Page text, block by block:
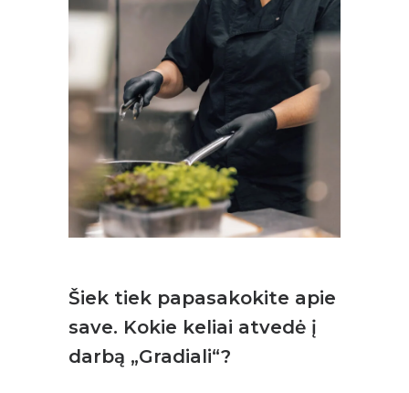
Šiek tiek papasakokite apie
save. Kokie keliai atvedė į
darbą „Gradiali“?